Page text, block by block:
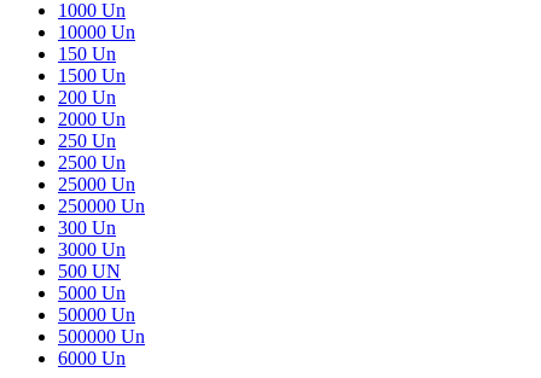
1000 Un
10000 Un
150 Un
1500 Un
200 Un
2000 Un
250 Un
2500 Un
25000 Un
250000 Un
300 Un
3000 Un
500 UN
5000 Un
50000 Un
500000 Un
6000 Un